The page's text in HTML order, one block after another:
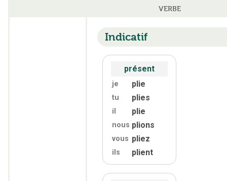
VERBE
Indicatif
présent
je plie
tu plies
il plie
nous plions
vous pliez
ils plient